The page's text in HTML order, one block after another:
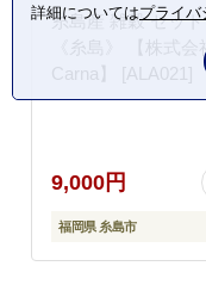
糸島産 雑穀 セット
《糸島》 【株式会
Carna】 [ALA021]
9,000円
福岡県 糸島市
詳細についてはプライバ